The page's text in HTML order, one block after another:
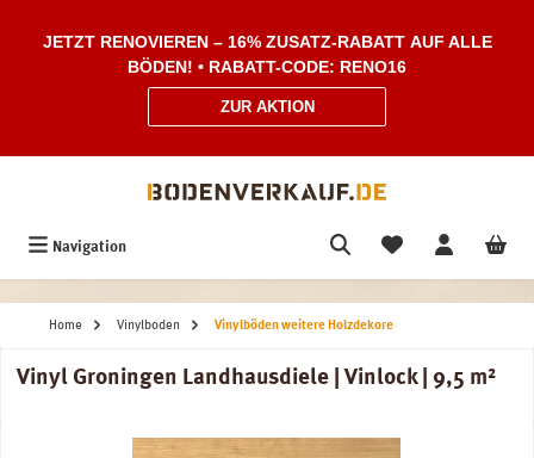
JETZT RENOVIEREN – 16% ZUSATZ-RABATT AUF ALLE
BÖDEN! • RABATT-CODE: RENO16
ZUR AKTION
Navigation
Home Vinylboden Vinylböden weitere Holzdekore
Vinyl Groningen Landhausdiele | Vinlock | 9,5 m²
Bildergalerie überspringen